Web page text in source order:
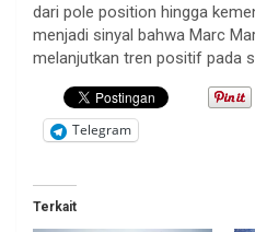
dari pole position hingga
menjadi sinyal bahwa Marc
melanjutkan tren positif pada
Telegram
Terkait